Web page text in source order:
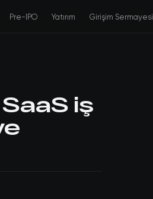
Pre-IPO Yatırım Girişim Sermayesi
iş